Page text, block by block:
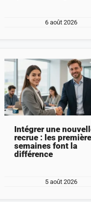
6 août 2026
Intégrer une
recrue : les
semaines font la
différence
5 août 2026